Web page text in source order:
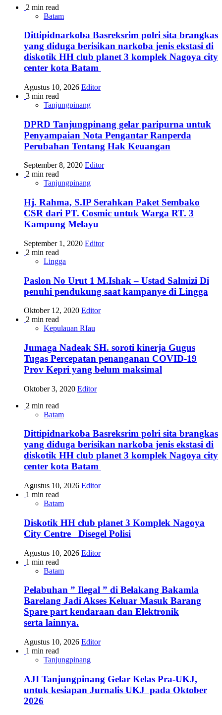
2 min read
Batam
Dittipidnarkoba Basreksrim polri sita brangkas
yang diduga berisikan narkoba jenis ekstasi di
diskotik HH club planet 3 komplek Nagoya city
center kota Batam
Agustus 10, 2026 Editor
3 min read
Tanjungpinang
DPRD Tanjungpinang gelar paripurna untuk
Penyampaian Nota Pengantar Ranperda
Perubahan Tentang Hak Keuangan
September 8, 2020 Editor
2 min read
Tanjungpinang
Hj. Rahma, S.IP Serahkan Paket Sembako
CSR dari PT. Cosmic untuk Warga RT. 3
Kampung Melayu
September 1, 2020 Editor
2 min read
Lingga
Paslon No Urut 1 M.Ishak – Ustad Salmizi Di
penuhi pendukung saat kampanye di Lingga
Oktober 12, 2020 Editor
2 min read
Kepulauan RIau
Jumaga Nadeak SH. soroti kinerja Gugus
Tugas Percepatan penanganan COVID-19
Prov Kepri yang belum maksimal
Oktober 3, 2020 Editor
2 min read
Batam
Dittipidnarkoba Basreksrim polri sita brangkas
yang diduga berisikan narkoba jenis ekstasi di
diskotik HH club planet 3 komplek Nagoya city
center kota Batam
Agustus 10, 2026 Editor
1 min read
Batam
Diskotik HH club planet 3 Komplek Nagoya
City Centre Disegel Polisi
Agustus 10, 2026 Editor
1 min read
Batam
Pelabuhan ” Ilegal ” di Belakang Bakamla
Barelang Jadi Akses Keluar Masuk Barang
Spare part kendaraan dan Elektronik
serta lainnya.
Agustus 10, 2026 Editor
1 min read
Tanjungpinang
AJI Tanjungpinang Gelar Kelas Pra-UKJ,
untuk kesiapan Jurnalis UKJ pada Oktober
2026